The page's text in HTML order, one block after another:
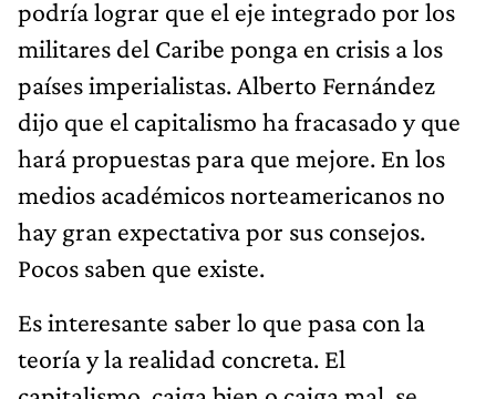
podría lograr que el eje integrado por los
militares del Caribe ponga en crisis a los
países imperialistas. Alberto Fernández
dijo que el capitalismo ha fracasado y que
hará propuestas para que mejore. En los
medios académicos norteamericanos no
hay gran expectativa por sus consejos.
Pocos saben que existe.
Es interesante saber lo que pasa con la
teoría y la realidad concreta. El